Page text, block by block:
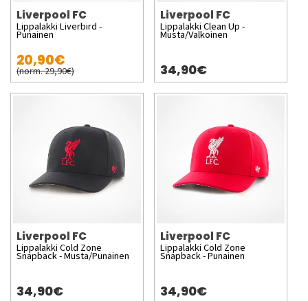
Liverpool FC
Lippalakki Liverbird -
Punainen
20,90€
(norm. 29,90€)
Liverpool FC
Lippalakki Clean Up -
Musta/Valkoinen
34,90€
Liverpool FC
Lippalakki Cold Zone
Snapback - Musta/Punainen
34,90€
Liverpool FC
Lippalakki Cold Zone
Snapback - Punainen
34,90€